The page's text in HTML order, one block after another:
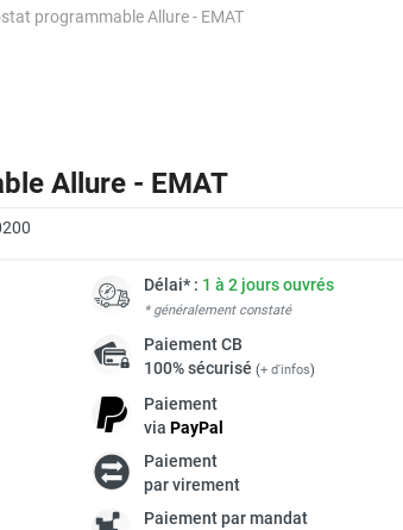
programmable Allure - EMAT
Allure - EMAT
Délai* : 1 à 2 jours ouvrés
* généralement constaté
PaiementCB
100% sécurisé (+ d'infos)
Paiement
via PayPal
Paiement
par virement
Paiement par mandat